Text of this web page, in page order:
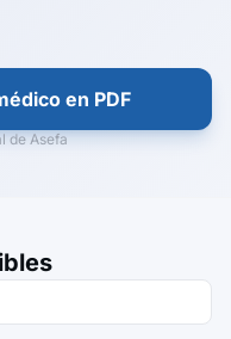
en PDF
de Asefa